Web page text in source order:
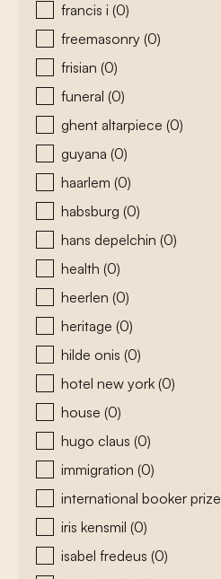
francis i (0)
freemasonry (0)
frisian (0)
funeral (0)
ghent altarpiece (0)
guyana (0)
haarlem (0)
habsburg (0)
hans depelchin (0)
health (0)
heerlen (0)
heritage (0)
hilde onis (0)
hotel new york (0)
house (0)
hugo claus (0)
immigration (0)
international booker prize
iris kensmil (0)
isabel fredeus (0)